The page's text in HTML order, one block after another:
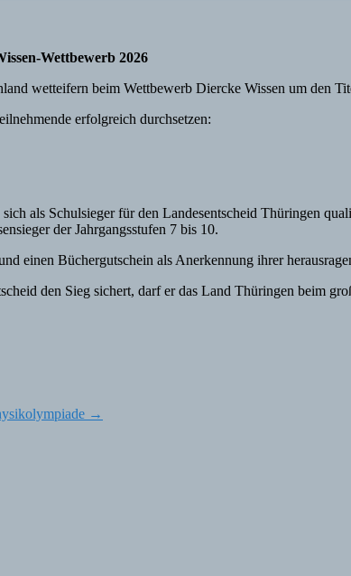
Wettbewerb 2026
wetteifern beim Wettbewerb Diercke Wissen um den
erfolgreich durchsetzen:
als Schulsieger für den Landesentscheid Thüringen
der Jahrgangsstufen 7 bis 10.
einen Büchergutschein als Anerkennung ihrer
den Sieg sichert, darf er das Land Thüringen beim
→